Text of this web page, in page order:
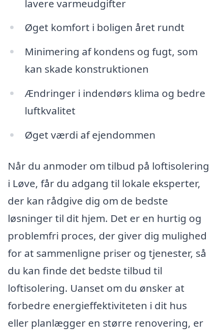
lavere varmeudgifter
Øget komfort i boligen året rundt
Minimering af kondens og fugt, som
kan skade konstruktionen
Ændringer i indendørs klima og bedre
luftkvalitet
Øget værdi af ejendommen
Når du anmoder om tilbud på loftisolering
i Løve, får du adgang til lokale eksperter,
der kan rådgive dig om de bedste
løsninger til dit hjem. Det er en hurtig og
problemfri proces, der giver dig mulighed
for at sammenligne priser og tjenester, så
du kan finde det bedste tilbud til
loftisolering. Uanset om du ønsker at
forbedre energieffektiviteten i dit hus
eller planlægger en større renovering, er